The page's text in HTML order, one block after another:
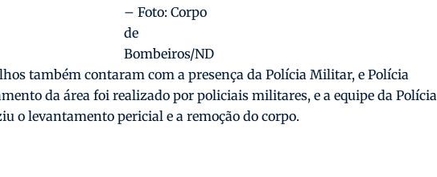
– Foto: Corpo
de
Bombeiros/ND
também contaram com a presença da Polícia Militar, e Polícia
da área foi realizado por policiais militares, e a equipe da Polícia
o levantamento pericial e a remoção do corpo.